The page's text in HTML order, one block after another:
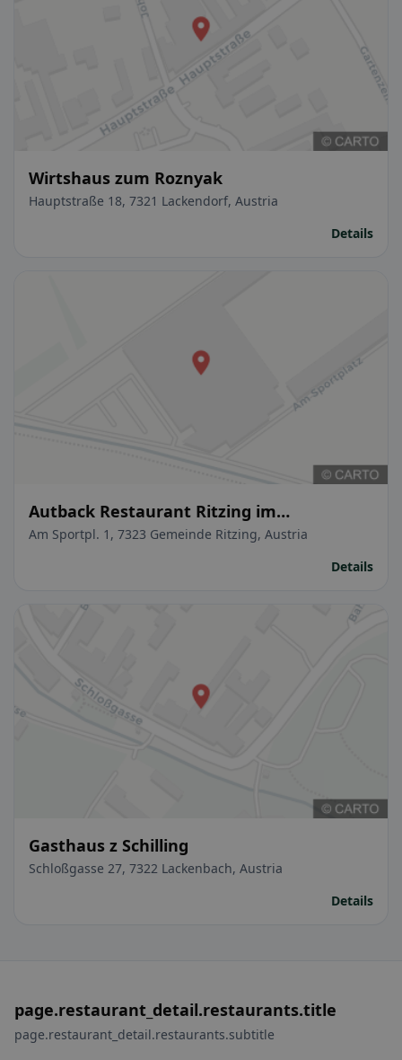
Wirtshaus zum Roznyak
Hauptstraße 18, 7321 Lackendorf, Austria
Details
Autback Restaurant Ritzing im
Sportzentrum Ritzing, Vinea Resort
Am Sportpl. 1, 7323 Gemeinde Ritzing, Austria
Details
Gasthaus z Schilling
Schloßgasse 27, 7322 Lackenbach, Austria
Details
page.restaurant_detail.restaurants.title
page.restaurant_detail.restaurants.subtitle